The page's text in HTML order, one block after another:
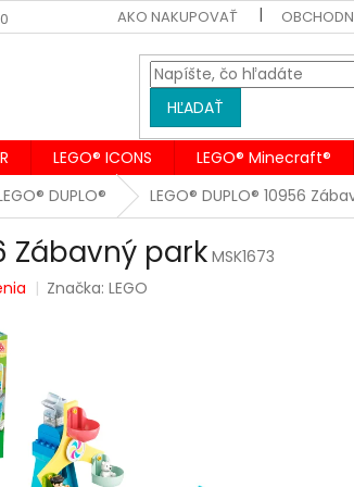
AKO NAKUPOVAŤ
HĽADAŤ
LEGO® ICONS LEGO® Minecraft®
DUPLO® LEGO® DUPLO® 10956
Zábavný park MSK1673
Značka:LEGO